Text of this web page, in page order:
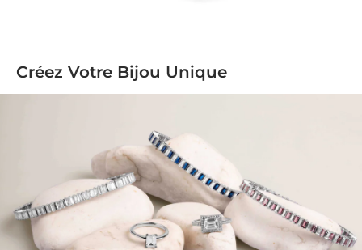
Créez Votre Bijou Unique